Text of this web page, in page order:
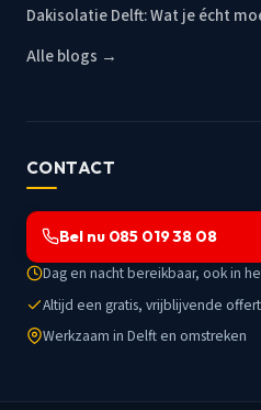
Dakisolatie Delft: Wat je écht
Alle blogs →
CONTACT
Bel nu 085 019 38 08
Dag en nacht bereikbaar, ook in
Altijd een gratis, vrijblijvende
Werkzaam in Delft en omstreken